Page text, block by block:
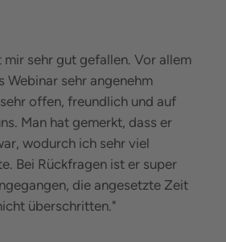
mir sehr gut gefallen. Vor allem
Webinar sehr angenehm
offen, freundlich und auf
Man hat gemerkt, dass er
wodurch ich sehr viel
Bei Rückfragen ist er super
die angesetzte Zeit
überschritten."